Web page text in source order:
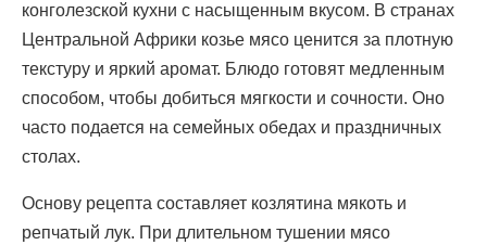
конголезской кухни с насыщенным вкусом. В странах
Центральной Африки козье мясо ценится за плотную
текстуру и яркий аромат. Блюдо готовят медленным
способом, чтобы добиться мягкости и сочности. Оно
часто подается на семейных обедах и праздничных
столах.
Основу рецепта составляет козлятина мякоть и
репчатый лук. При длительном тушении мясо